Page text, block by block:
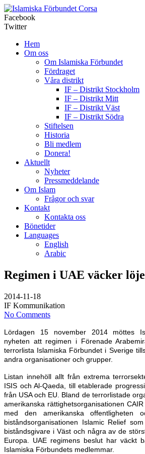
Corsa
Facebook
Twitter
Hem
Om oss
Om Islamiska Förbundet
Fördraget
Våra distrikt
IF – Distrikt Stockholm
IF – Distrikt Mitt
IF – Distrikt Väst
IF – Distrikt Södra
Stiftelsen
Historia
Bli medlem
Donera!
Aktuellt
Nyheter
Pressmeddelande
Om Islam
Frågor och svar
Kontakt
Kontakta oss
Bönetider
Languages
English
Arabic
Regimen i UAE väcker
2014-11-18
IF Kommunikation
No Comments
Lördagen 15 november 2014 möttes
nyheten att regimen i Förenade
terrorlista Islamiska Förbundet i Sverige
andra organisationer och grupper.
Listan innehöll allt från extrema
ISIS och Al-Qaeda, till etablerade
från USA och EU. Bland de terrorlistade
amerikanska rättighetsorganisationen
med den amerikanska offentligheten
biståndsorganisationen Islamic Relief
biståndsgivare i Väst och några av de
Europa. UAE regimens beslut har väckt
Islamiska Förbundets medlemmar.